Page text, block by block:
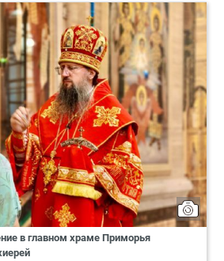
в главном храме Приморья